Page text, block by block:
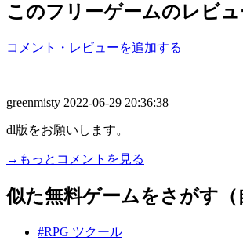
このフリーゲームのレビュ
コメント・レビューを追加する
greenmisty 2022-06-29 20:36:38
dl版をお願いします。
→もっとコメントを見る
似た無料ゲームをさがす（
#RPG ツクール